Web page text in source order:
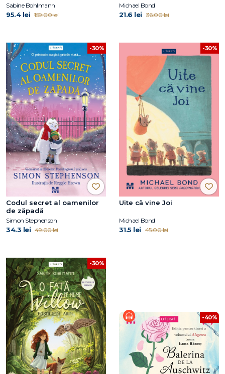
Sabine Bohlmann
95.4 lei 159.00 lei
Michael Bond
21.6 lei 36.00 lei
-30%
Codul secret al oamenilor
de zăpadă
Simon Stephenson
34.3 lei 49.00 lei
-30%
Uite că vine Joi
Michael Bond
31.5 lei 45.00 lei
-30%
-40%